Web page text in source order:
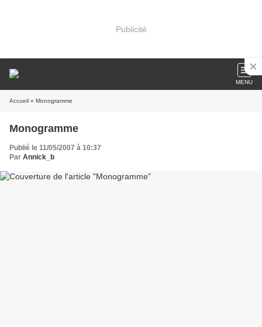
Publicité
MENU
Accueil » Monogramme
Monogramme
Publié le 11/05/2007 à 10:37
Par Annick_b